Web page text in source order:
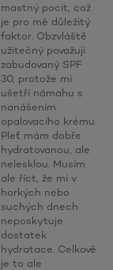
mastný pocit, což
je pro mě důležitý
faktor. Obzvláště
užitečný považuji
zabudovaný SPF
30, protože mi
ušetří námahu s
nanášením
opalovacího krému.
Pleť mám dobře
hydratovanou, ale
nelesklou. Musím
ale říct, že mi v
horkých nebo
suchých dnech
neposkytuje
dostatek
hydratace. Celkově
je to ale